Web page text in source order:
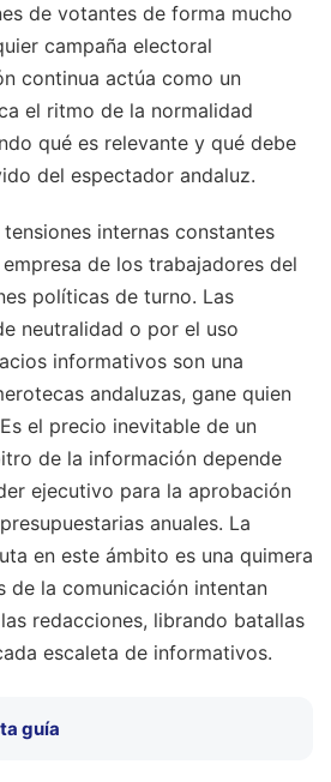
de votantes de forma mucho
campaña electoral
continua actúa como un
el ritmo de la normalidad
qué es relevante y qué debe
del espectador andaluz.
internas constantes
de los trabajadores del
políticas de turno. Las
neutralidad o por el uso
informativos son una
andaluzas, gane quien
el precio inevitable de un
de la información depende
ejecutivo para la aprobación
anuales. La
en este ámbito es una quimera
de la comunicación intentan
redacciones, librando batallas
escaleta de informativos.
guía